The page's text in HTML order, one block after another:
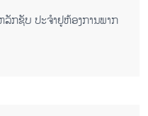
ກ​ຊັບ ປະ​ຈຳ​ຢູ​ຫ້ອງ​ການ​ພາກ​